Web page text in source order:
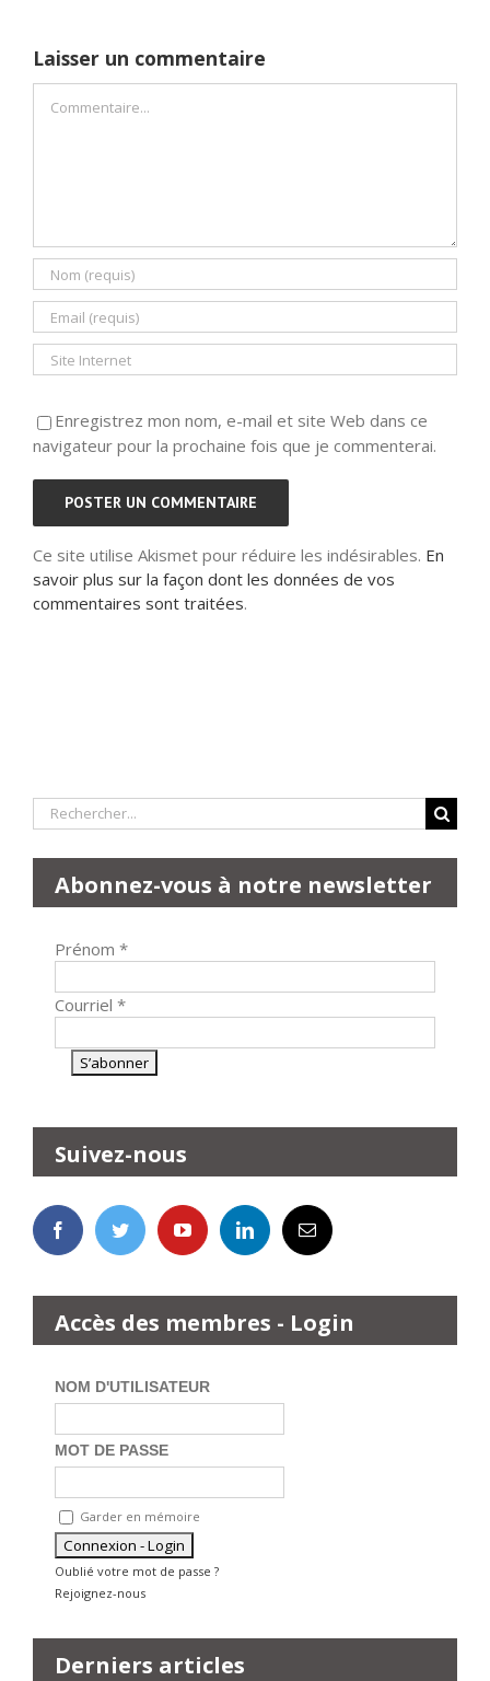
Laisser un commentaire
Enregistrez mon nom, e-mail et site Web dans ce
navigateur pour la prochaine fois que je commenterai.
Ce site utilise Akismet pour réduire les indésirables. En
savoir plus sur la façon dont les données de vos
commentaires sont traitées.
Rechercher:
Abonnez-vous à notre newsletter
Prénom *
Courriel *
Suivez-nous
Accès des membres - Login
NOM D'UTILISATEUR
MOT DE PASSE
Garder en mémoire
Oublié votre mot de passe ?
Rejoignez-nous
Derniers articles